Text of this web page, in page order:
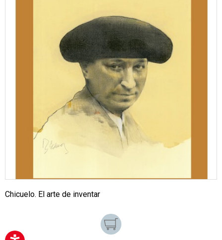
Chicuelo. El arte de inventar